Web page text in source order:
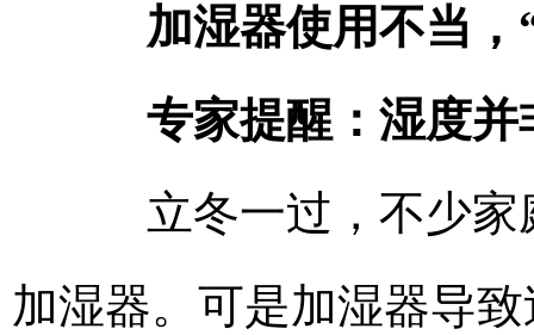
加湿器使用不当，
专家提醒：湿度并
立冬一过，不少家
加湿器。可是加湿器导